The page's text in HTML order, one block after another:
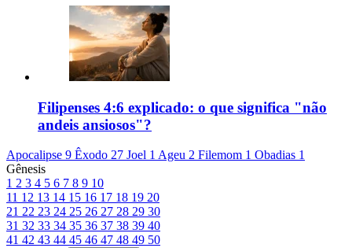
Filipenses 4:6 explicado: o que significa "não
andeis ansiosos"?
Apocalipse 9 Êxodo 27 Joel 1 Ageu 2 Filemom 1 Obadias 1
Gênesis
1 2 3 4 5 6 7 8 9 10
11 12 13 14 15 16 17 18 19 20
21 22 23 24 25 26 27 28 29 30
31 32 33 34 35 36 37 38 39 40
41 42 43 44 45 46 47 48 49 50